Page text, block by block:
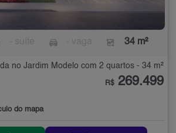
34 m²
no Jardim Modelo com 2 quartos - 34 m²
do mapa
R$ 269.499